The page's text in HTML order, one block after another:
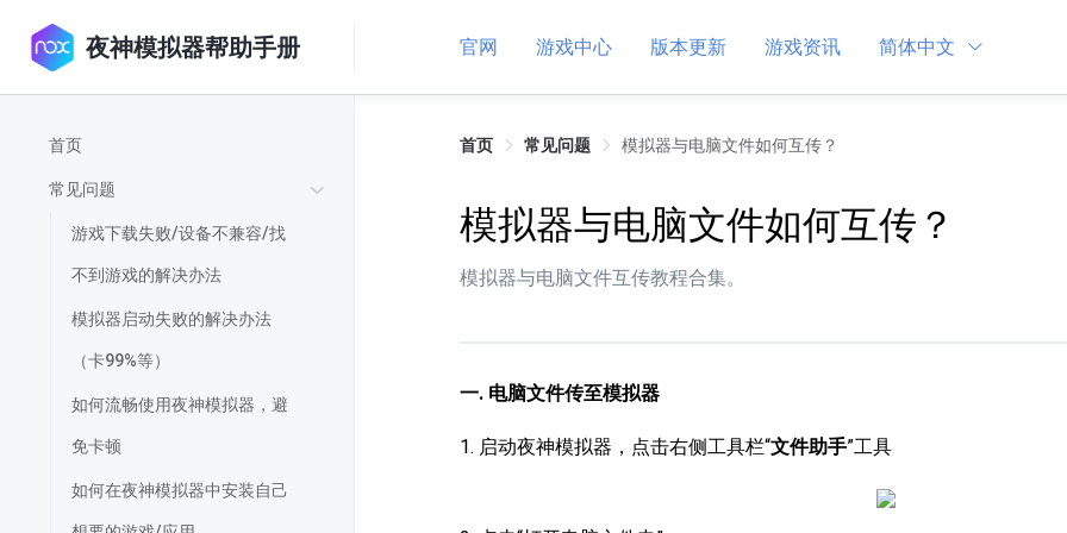
夜神模拟器帮助手册 官网 游戏中心 版本更新 游戏资讯 简体中文
首页
常见问题
游戏下载失败/设备不兼容/找
不到游戏的解决办法
模拟器启动失败的解决办法
（卡99%等）
如何流畅使用夜神模拟器，避
免卡顿
如何在夜神模拟器中安装自己
首页 常见问题 模拟器与电脑文件如何互传？
模拟器与电脑文件如何互传？
模拟器与电脑文件互传教程合集。
一. 电脑文件传至模拟器
1. 启动夜神模拟器，点击右侧工具栏“文件助手”工具